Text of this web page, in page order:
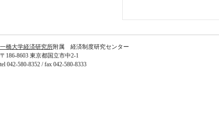
一橋大学経済研究所附属 経済制度研究センター
〒186-8603 東京都国立市中2-1
tel 042-580-8352 / fax 042-580-8333